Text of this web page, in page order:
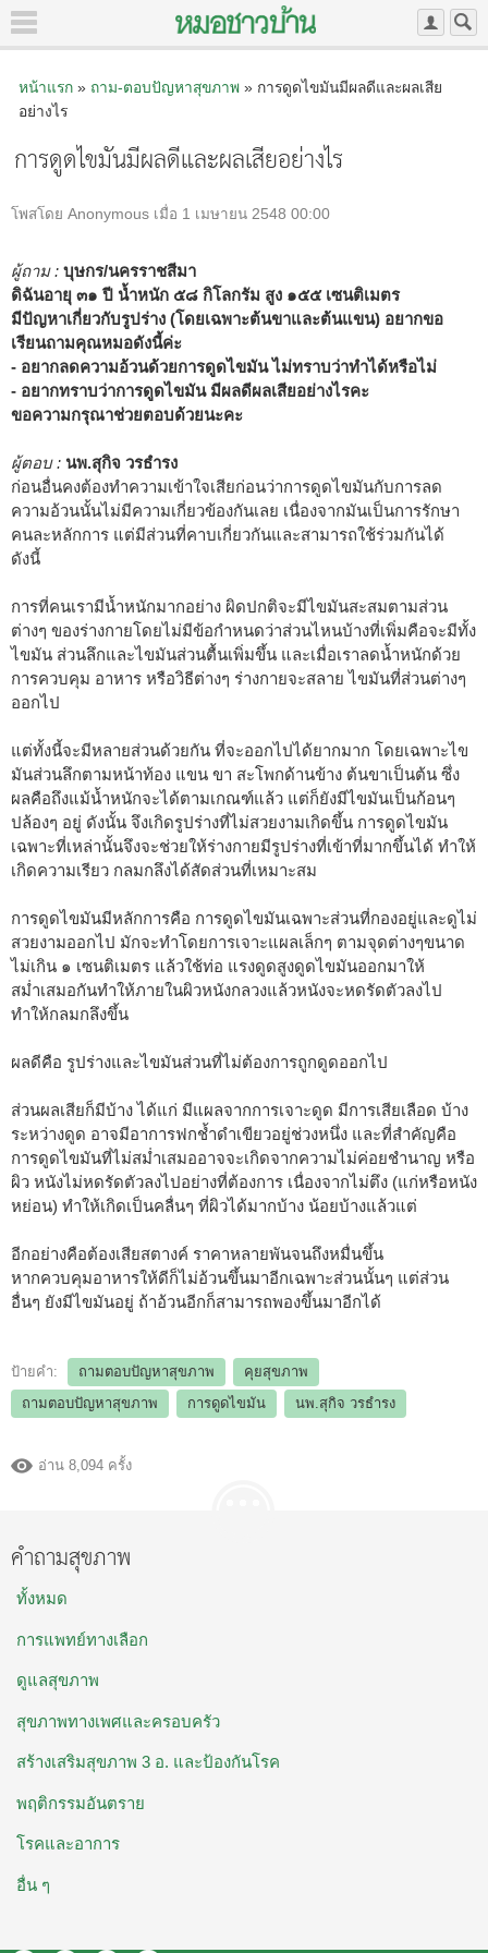
หน้าแรก» ถาม-ตอบปัญหาสุขภาพ» การดูดไขมันมีผลดีและผลเสีย
อย่างไร
การดูดไขมันมีผลดีและผลเสียอย่างไร
โพสโดย Anonymous เมื่อ 1 เมษายน 2548 00:00
ผู้ถาม : บุษกร/นครราชสีมา
ดิฉันอายุ ๓๑ ปี น้ำหนัก ๕๘ กิโลกรัม สูง ๑๕๕ เซนติเมตร
มีปัญหาเกี่ยวกับรูปร่าง (โดยเฉพาะต้นขาและต้นแขน) อยากขอ
เรียนถามคุณหมอดังนี้ค่ะ
- อยากลดความอ้วนด้วยการดูดไขมัน ไม่ทราบว่าทำได้หรือไม่
- อยากทราบว่าการดูดไขมัน มีผลดีผลเสียอย่างไรคะ
ขอความกรุณาช่วยตอบด้วยนะคะ
ผู้ตอบ : นพ.สุกิจ วรธำรง
ก่อนอื่นคงต้องทำความเข้าใจเสียก่อนว่าการดูดไขมันกับการลด
ความอ้วนนั้นไม่มีความเกี่ยวข้องกันเลย เนื่องจากมันเป็นการรักษา
คนละหลักการ แต่มีส่วนที่คาบเกี่ยวกันและสามารถใช้ร่วมกันได้
ดังนี้
การที่คนเรามีน้ำหนักมากอย่าง ผิดปกติจะมีไขมันสะสมตามส่วน
ต่างๆ ของร่างกายโดยไม่มีข้อกำหนดว่าส่วนไหนบ้างที่เพิ่มคือจะมีทั้ง
ไขมัน ส่วนลึกและไขมันส่วนตื้นเพิ่มขึ้น และเมื่อเราลดน้ำหนักด้วย
การควบคุม อาหาร หรือวิธีต่างๆ ร่างกายจะสลาย ไขมันที่ส่วนต่างๆ
ออกไป
แต่ทั้งนี้จะมีหลายส่วนด้วยกัน ที่จะออกไปได้ยากมาก โดยเฉพาะไข
มันส่วนลึกตามหน้าท้อง แขน ขา สะโพกด้านข้าง ต้นขาเป็นต้น ซึ่ง
ผลคือถึงแม้น้ำหนักจะได้ตามเกณฑ์แล้ว แต่ก็ยังมีไขมันเป็นก้อนๆ
ปล้องๆ อยู่ ดังนั้น จึงเกิดรูปร่างที่ไม่สวยงามเกิดขึ้น การดูดไขมัน
เฉพาะที่เหล่านั้นจึงจะช่วยให้ร่างกายมีรูปร่างที่เข้าที่มากขึ้นได้ ทำให้
เกิดความเรียว กลมกลึงได้สัดส่วนที่เหมาะสม
การดูดไขมันมีหลักการคือ การดูดไขมันเฉพาะส่วนที่กองอยู่และดูไม่
สวยงามออกไป มักจะทำโดยการเจาะแผลเล็กๆ ตามจุดต่างๆขนาด
ไม่เกิน ๑ เซนติเมตร แล้วใช้ท่อ แรงดูดสูงดูดไขมันออกมาให้
สม่ำเสมอกันทำให้ภายในผิวหนังกลวงแล้วหนังจะหดรัดตัวลงไป
ทำให้กลมกลึงขึ้น
ผลดีคือ รูปร่างและไขมันส่วนที่ไม่ต้องการถูกดูดออกไป
ส่วนผลเสียก็มีบ้าง ได้แก่ มีแผลจากการเจาะดูด มีการเสียเลือด บ้าง
ระหว่างดูด อาจมีอาการฟกช้ำดำเขียวอยู่ช่วงหนึ่ง และที่สำคัญคือ
การดูดไขมันที่ไม่สม่ำเสมออาจจะเกิดจากความไม่ค่อยชำนาญ หรือ
ผิว หนังไม่หดรัดตัวลงไปอย่างที่ต้องการ เนื่องจากไม่ตึง (แก่หรือหนัง
หย่อน) ทำให้เกิดเป็นคลื่นๆ ที่ผิวได้มากบ้าง น้อยบ้างแล้วแต่
อีกอย่างคือต้องเสียสตางค์ ราคาหลายพันจนถึงหมื่นขึ้น
หากควบคุมอาหารให้ดีก็ไม่อ้วนขึ้นมาอีกเฉพาะส่วนนั้นๆ แต่ส่วน
อื่นๆ ยังมีไขมันอยู่ ถ้าอ้วนอีกก็สามารถพองขึ้นมาอีกได้
ป้ายคำ: ถามตอบปัญหาสุขภาพ
คุยสุขภาพ
ถามตอบปัญหาสุขภาพ
การดูดไขมัน นพ.สุกิจ วรธำรง
อ่าน 8,094 ครั้ง
คำถามสุขภาพ
ทั้งหมด
การแพทย์ทางเลือก
ดูแลสุขภาพ
สุขภาพทางเพศและครอบครัว
สร้างเสริมสุขภาพ 3 อ. และป้องกันโรค
พฤติกรรมอันตราย
โรคและอาการ
อื่น ๆ